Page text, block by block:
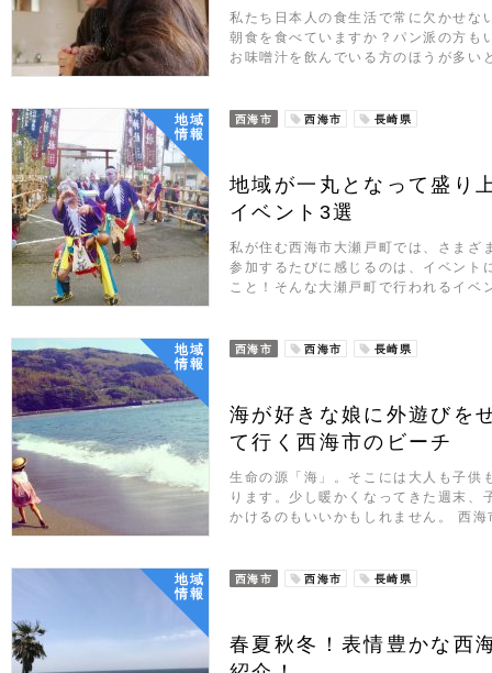
私たち日本人の食生活で常に欠かせな
朝食を食べていますか？パン派の方も
お味噌汁を飲んでいる方のほうが多
地域
情報
西海市 西海市 長崎県
地域が一丸となって盛り
イベント3選
私が住む西海市大瀬戸町では、さまざ
参加するたびに感じるのは、イベント
こと！そんな大瀬戸町で行われるイ
地域
情報
西海市 西海市 長崎県
海が好きな娘に外遊びを
て行く西海市のビーチ
生命の源「海」。そこには大人も子供
ります。少し暖かくなってきた週末
かけるのもいいかもしれません。 西
地域
情報
西海市 西海市 長崎県
春夏秋冬！表情豊かな西